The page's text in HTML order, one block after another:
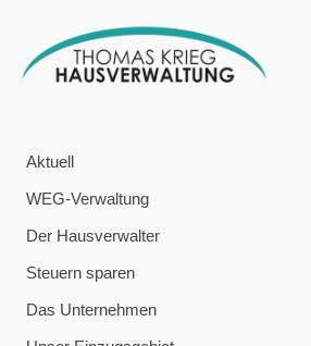
Aktuell
WEG-Verwaltung
Der Hausverwalter
Steuern sparen
Das Unternehmen